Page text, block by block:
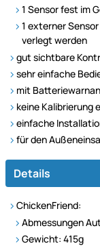
1 Sensor fest im
1 externer
verlegt werden
gut sichtbare
sehr einfache
mit
keine Kalibrierung
einfache
für den
Details
ChickenFriend:
Abmessungen
Gewicht: 415g